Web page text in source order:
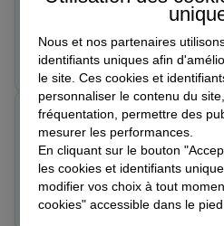
perfait !
Prendre un RDV
Note de 5 sur 5
Le 12/03/2026 - Agence
Manon
Prendre un RDV
Nous et nos partenaires
identifiants uniques afin
le site. Ces cookies et
personnaliser le contenu du
fréquentation, permettre des
mesurer les performances.
En cliquant sur le bouton
les cookies et identifiants
modifier vos choix à tout
cookies" accessible dans le